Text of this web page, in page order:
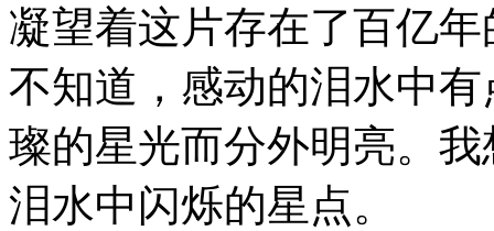
凝望着这片存在了百亿
不知道，感动的泪水中
璨的星光而分外明亮。
泪水中闪烁的星点。